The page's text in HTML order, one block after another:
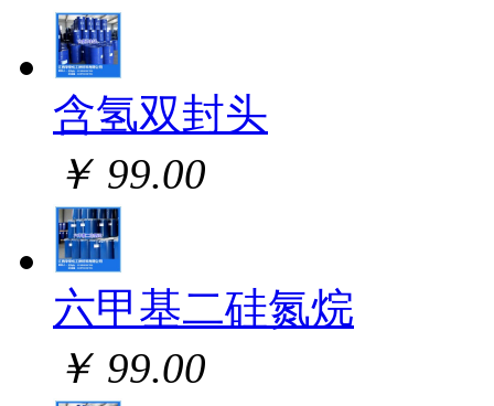
含氢双封头
￥ 99.00
六甲基二硅氮烷
￥ 99.00